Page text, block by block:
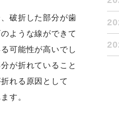
破折した部分が歯
ような線ができて
可能性が高いでし
が折れていること
れる原因として
す。